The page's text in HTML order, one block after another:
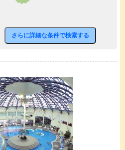
さらに詳細な条件で検索する